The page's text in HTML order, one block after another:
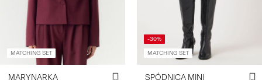
MATCHING SET
MARYNARKA
-30%
MATCHING SET
SPÓDNICA MINI